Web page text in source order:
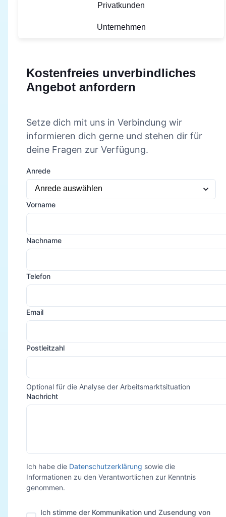
Privatkunden
Unternehmen
Kostenfreies unverbindliches
Angebot anfordern
Setze dich mit uns in Verbindung wir
informieren dich gerne und stehen dir für
deine Fragen zur Verfügung.
Anrede
Vorname
Nachname
Telefon
Email
Postleitzahl
Optional für die Analyse der Arbeitsmarktsituation
Nachricht
Ich habe die Datenschutzerklärung sowie die
Informationen zu den Verantwortlichen zur Kenntnis
genommen.
Ich stimme der Kommunikation und Zusendung von